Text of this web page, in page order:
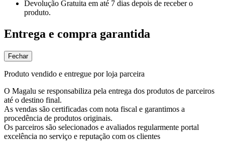
Devolução Gratuita em até 7 dias depois de receber o
produto.
Entrega e compra garantida
Fechar
Produto vendido e entregue por loja parceira
O Magalu se responsabiliza pela entrega dos produtos de parceiros
até o destino final.
As vendas são certificadas com nota fiscal e garantimos a
procedência de produtos originais.
Os parceiros são selecionados e avaliados regularmente portal
excelência no serviço e reputação com os clientes